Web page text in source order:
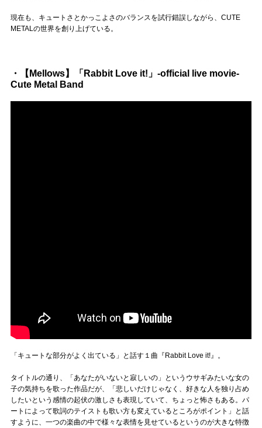
現在も、キュートさとかっこよさのバランスを試行錯誤しながら、CUTE
METALの世界を創り上げている。
・【Mellows】「Rabbit Love it!」-official live movie-
Cute Metal Band
「キュートな部分がよく出ている」と話す１曲『Rabbit Love it!』。
タイトルの通り、「あなたがいないと寂しいの」というウサギみたいな女の
子の気持ちを歌った作品だが、「悲しいだけじゃなく、好きな人を独り占め
したいという感情の起伏の激しさも表現していて、ちょっと怖さもある。パ
ートによって歌詞のテイストも歌い方も変えているところがポイント」と話
すように、一つの楽曲の中で様々な表情を見せているというのが大きな特徴